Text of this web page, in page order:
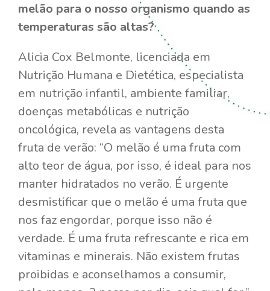
melão para o nosso organismo quando as
temperaturas são altas?
Alicia Cox Belmonte, licenciada em
Nutrição Humana e Dietética, especialista
em nutrição infantil, ambiente familiar,
doenças metabólicas e nutrição
oncológica, revela as vantagens desta
fruta de verão: “O melão é uma fruta com
alto teor de água, por isso, é ideal para nos
manter hidratados no verão. É urgente
desmistificar que o melão é uma fruta que
nos faz engordar, porque isso não é
verdade. É uma fruta refrescante e rica em
vitaminas e minerais. Não existem frutas
proibidas e aconselhamos a consumir,